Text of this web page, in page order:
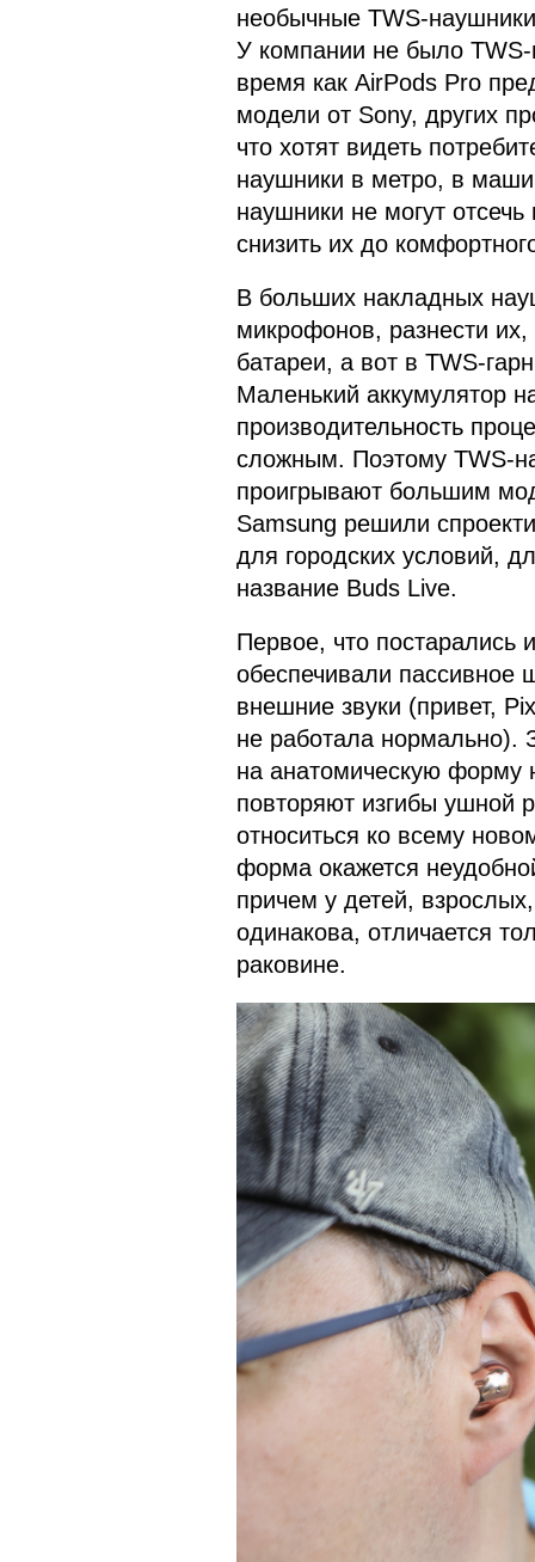
необычные TWS-
У компании не было
время как AirPods Pro
модели от Sony, других
что хотят видеть
наушники в метро, в
наушники не могут
снизить их до
В больших накладных
микрофонов, разнести
батареи, а вот в TWS-
Маленький аккумулятор
производительность
сложным. Поэтому TWS-
проигрывают большим
Samsung решили
для городских условий,
название Buds Live.
Первое, что постарались
обеспечивали пассивное
внешние звуки (привет,
не работала нормально).
на анатомическую форму
повторяют изгибы ушной
относиться ко всему
форма окажется
причем у детей,
одинакова, отличается
раковине.